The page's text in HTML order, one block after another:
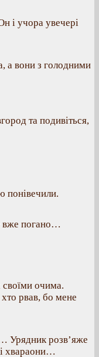
і учора увечері
а вони з голодними
та подивіться,
понівечили.
вже погано…
своїми очима.
рвав, бо мене
Урядник розв’яже
хвараони…